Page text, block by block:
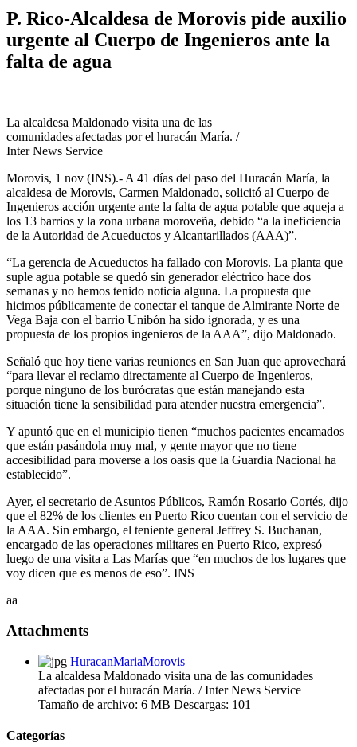
P. Rico-Alcaldesa de Morovis pide auxilio
urgente al Cuerpo de Ingenieros ante la
falta de agua
La alcaldesa Maldonado visita una de las
comunidades afectadas por el huracán María. /
Inter News Service
Morovis, 1 nov (INS).- A 41 días del paso del Huracán María, la
alcaldesa de Morovis, Carmen Maldonado, solicitó al Cuerpo de
Ingenieros acción urgente ante la falta de agua potable que aqueja a
los 13 barrios y la zona urbana moroveña, debido “a la ineficiencia
de la Autoridad de Acueductos y Alcantarillados (AAA)”.
“La gerencia de Acueductos ha fallado con Morovis. La planta que
suple agua potable se quedó sin generador eléctrico hace dos
semanas y no hemos tenido noticia alguna. La propuesta que
hicimos públicamente de conectar el tanque de Almirante Norte de
Vega Baja con el barrio Unibón ha sido ignorada, y es una
propuesta de los propios ingenieros de la AAA”, dijo Maldonado.
Señaló que hoy tiene varias reuniones en San Juan que aprovechará
“para llevar el reclamo directamente al Cuerpo de Ingenieros,
porque ninguno de los burócratas que están manejando esta
situación tiene la sensibilidad para atender nuestra emergencia”.
Y apuntó que en el municipio tienen “muchos pacientes encamados
que están pasándola muy mal, y gente mayor que no tiene
accesibilidad para moverse a los oasis que la Guardia Nacional ha
establecido”.
Ayer, el secretario de Asuntos Públicos, Ramón Rosario Cortés, dijo
que el 82% de los clientes en Puerto Rico cuentan con el servicio de
la AAA. Sin embargo, el teniente general Jeffrey S. Buchanan,
encargado de las operaciones militares en Puerto Rico, expresó
luego de una visita a Las Marías que “en muchos de los lugares que
voy dicen que es menos de eso”. INS
aa
Attachments
HuracanMariaMorovis
La alcaldesa Maldonado visita una de las comunidades
afectadas por el huracán María. / Inter News Service
Tamaño de archivo: 6 MB Descargas: 101
Categorías